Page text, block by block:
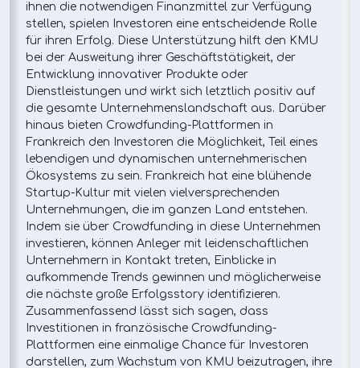
ihnen die notwendigen Finanzmittel zur Verfügung
stellen, spielen Investoren eine entscheidende Rolle
für ihren Erfolg. Diese Unterstützung hilft den KMU
bei der Ausweitung ihrer Geschäftstätigkeit, der
Entwicklung innovativer Produkte oder
Dienstleistungen und wirkt sich letztlich positiv auf
die gesamte Unternehmenslandschaft aus. Darüber
hinaus bieten Crowdfunding-Plattformen in
Frankreich den Investoren die Möglichkeit, Teil eines
lebendigen und dynamischen unternehmerischen
Ökosystems zu sein. Frankreich hat eine blühende
Startup-Kultur mit vielen vielversprechenden
Unternehmungen, die im ganzen Land entstehen.
Indem sie über Crowdfunding in diese Unternehmen
investieren, können Anleger mit leidenschaftlichen
Unternehmern in Kontakt treten, Einblicke in
aufkommende Trends gewinnen und möglicherweise
die nächste große Erfolgsstory identifizieren.
Zusammenfassend lässt sich sagen, dass
Investitionen in französische Crowdfunding-
Plattformen eine einmalige Chance für Investoren
darstellen, zum Wachstum von KMU beizutragen, ihre